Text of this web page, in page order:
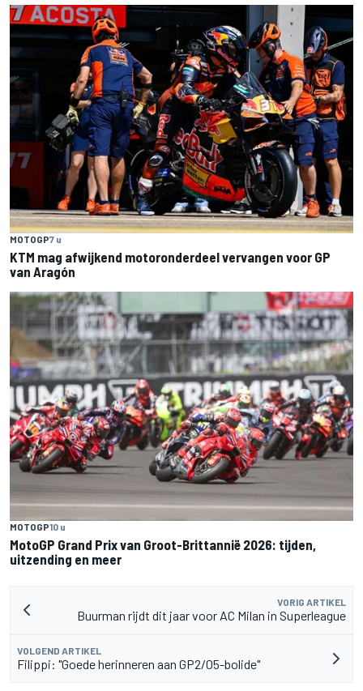
MOTOGP7 u
KTM mag afwijkend motoronderdeel vervangen voor GP
van Aragón
MOTOGP10 u
MotoGP Grand Prix van Groot-Brittannië 2026: tijden,
uitzending en meer
VORIG ARTIKEL
Buurman rijdt dit jaar voor AC Milan in Superleague
VOLGEND ARTIKEL
Filippi: "Goede herinneren aan GP2/05-bolide"